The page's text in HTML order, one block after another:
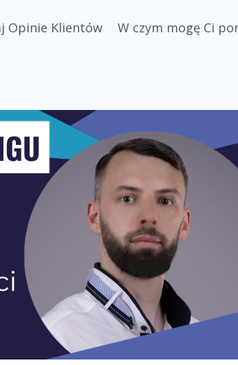
Opinie Klientów W czym mogę Ci